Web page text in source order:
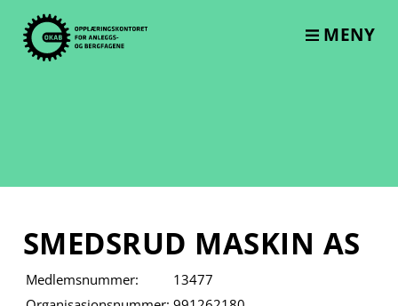
content
MENY
SMEDSRUD MASKIN AS
Medlemsnummer:
13477